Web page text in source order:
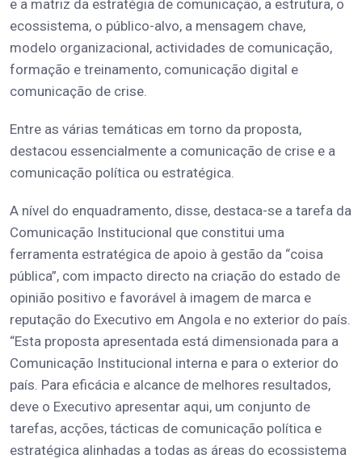
e a matriz da estratégia de comunicação, a estrutura, o
ecossistema, o público-alvo, a mensagem chave,
modelo organizacional, actividades de comunicação,
formação e treinamento, comunicação digital e
comunicação de crise.
Entre as várias temáticas em torno da proposta,
destacou essencialmente a comunicação de crise e a
comunicação política ou estratégica.
A nível do enquadramento, disse, destaca-se a tarefa da
Comunicação Institucional que constitui uma
ferramenta estratégica de apoio à gestão da “coisa
pública”, com impacto directo na criação do estado de
opinião positivo e favorável à imagem de marca e
reputação do Executivo em Angola e no exterior do país.
“Esta proposta apresentada está dimensionada para a
Comunicação Institucional interna e para o exterior do
país. Para eficácia e alcance de melhores resultados,
deve o Executivo apresentar aqui, um conjunto de
tarefas, acções, tácticas de comunicação política e
estratégica alinhadas a todas as áreas do ecossistema